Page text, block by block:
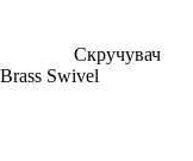
Скручувач
Swivel